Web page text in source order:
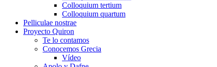
Colloquium tertium
Colloquium quartum
Pelliculae nostrae
Proyecto Quiron
Te lo contamos
Conocemos Grecia
Vídeo